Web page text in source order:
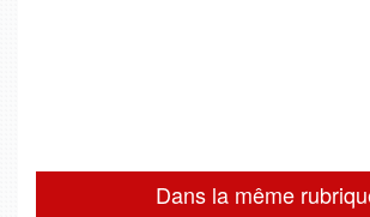
Dans la même